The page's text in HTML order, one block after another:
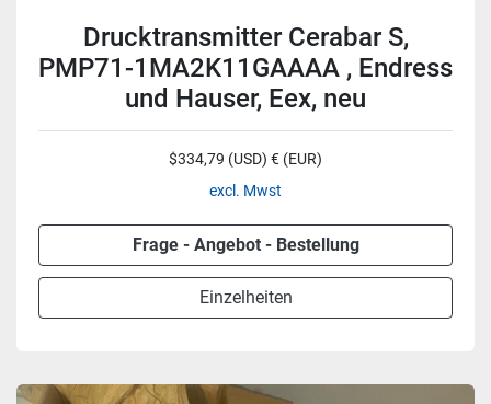
Drucktransmitter Cerabar S,
PMP71-1MA2K11GAAAA , Endress
und Hauser, Eex, neu
$334,79 (USD) € (EUR)
excl. Mwst
Frage - Angebot - Bestellung
Einzelheiten